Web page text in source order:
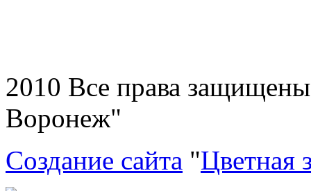
2010 Все права
Воронеж"
Создание сайта "Цветная